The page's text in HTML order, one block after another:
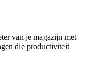
van je magazijn met
die productiviteit